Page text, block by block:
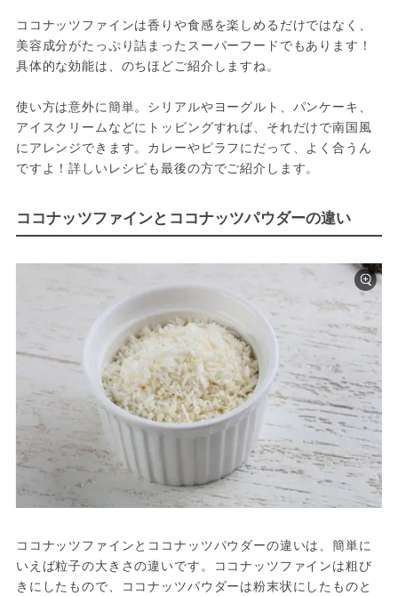
ココナッツファインは香りや食感を楽しめるだけではなく、
美容成分がたっぷり詰まったスーパーフードでもあります！
具体的な効能は、のちほどご紹介しますね。
使い方は意外に簡単。シリアルやヨーグルト、パンケーキ、
アイスクリームなどにトッピングすれば、それだけで南国風
にアレンジできます。カレーやピラフにだって、よく合うん
ですよ！詳しいレシピも最後の方でご紹介します。
ココナッツファインとココナッツパウダーの違い
ココナッツファインとココナッツパウダーの違いは、簡単に
いえば粒子の大きさの違いです。ココナッツファインは粗び
きにしたもので、ココナッツパウダーは粉末状にしたものと